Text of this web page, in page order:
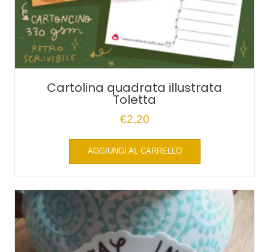
Cartolina quadrata illustrata
Toletta
€2,20
AGGIUNGI AL CARRELLO